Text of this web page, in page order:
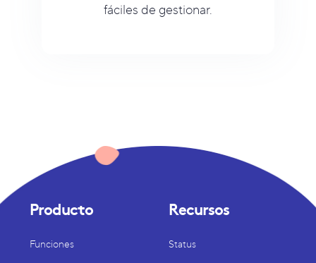
fáciles de gestionar.
Producto
Funciones
Recursos
Status